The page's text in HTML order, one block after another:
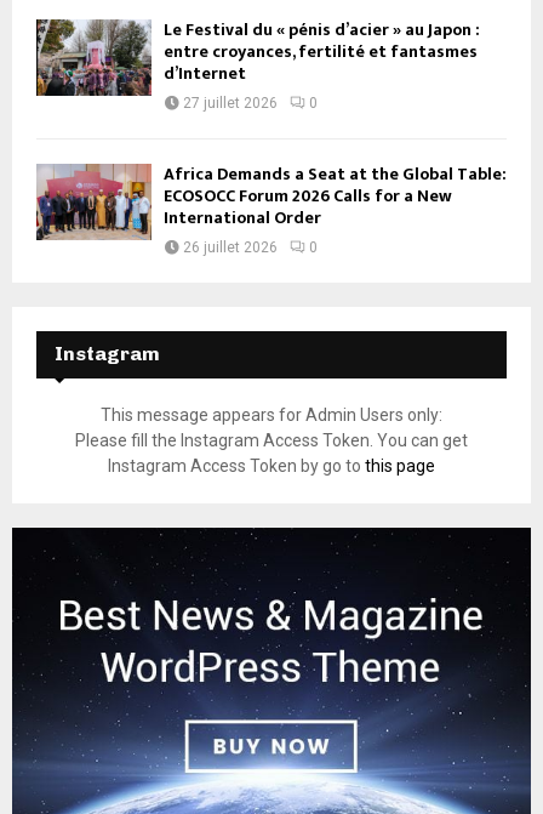
Le Festival du « pénis d’acier » au Japon :
entre croyances, fertilité et fantasmes
d’Internet
27 juillet 2026 0
Africa Demands a Seat at the Global Table:
ECOSOCC Forum 2026 Calls for a New
International Order
26 juillet 2026 0
Instagram
This message appears for Admin Users only:
Please fill the Instagram Access Token. You can get
Instagram Access Token by go to this page